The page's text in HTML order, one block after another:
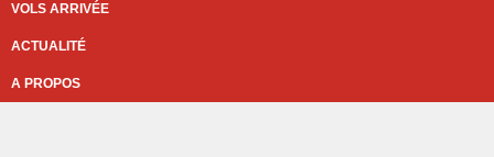
VOLS ARRIVÉE
ACTUALITÉ
A PROPOS